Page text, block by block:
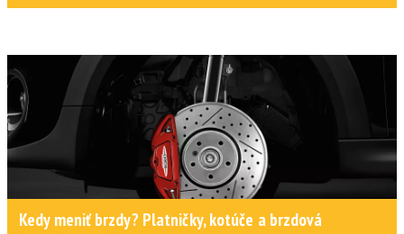
Kedy meniť brzdy? Platničky, kotúče a brzdová